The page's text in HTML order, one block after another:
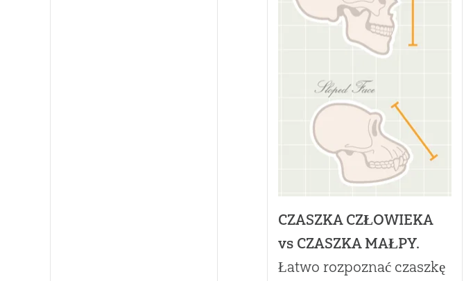
CZASZKA CZŁOWIEKA
vs CZASZKA MAŁPY.
Łatwo rozpoznać czaszkę